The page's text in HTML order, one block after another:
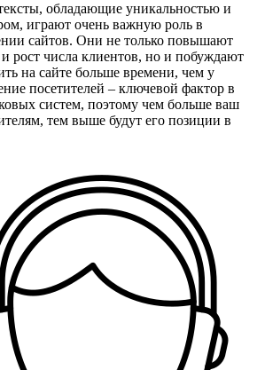
обладающие уникальностью и
играют очень важную роль в
сайтов. Они не только повышают
рост числа клиентов, но и побуждают
на сайте больше времени, чем у
посетителей – ключевой фактор в
систем, поэтому чем больше ваш
тем выше будут его позиции в